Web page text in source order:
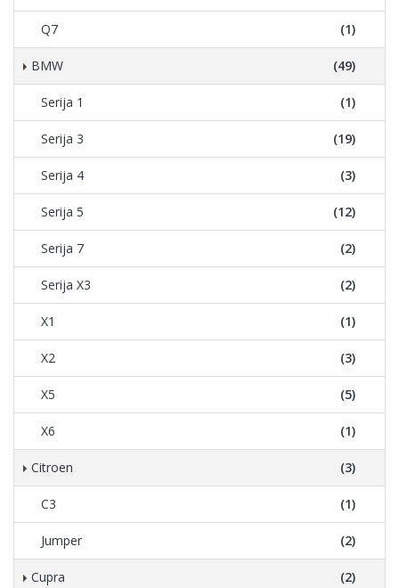
Q7 (1)
BMW (49)
Serija 1 (1)
Serija 3 (19)
Serija 4 (3)
Serija 5 (12)
Serija 7 (2)
Serija X3 (2)
X1 (1)
X2 (3)
X5 (5)
X6 (1)
Citroen (3)
C3 (1)
Jumper (2)
Cupra (2)